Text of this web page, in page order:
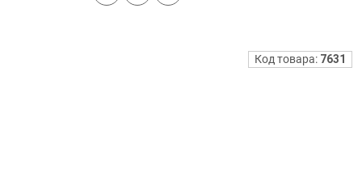
Код товара: 7631